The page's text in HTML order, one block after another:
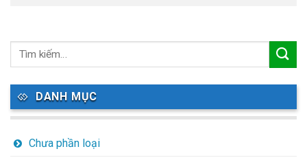
DANH MỤC
Chưa phần loại